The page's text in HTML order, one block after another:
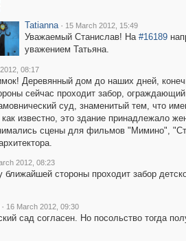
Tatianna · 15 March 2012, 15:49
Уважаемый Станислав! На #16189
уважением Татьяна.
08:17
Деревянный дом до наших дней,
сейчас проходит забор,
суд, знаменитый тем, что
известно, это здание принадлежало
сцены для фильмов "Мимино",
2012, 08:23
ближайшей стороны проходит забор
· 16 March 2012, 09:30
сад согласен. Но посольство тогда